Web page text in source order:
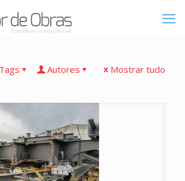
Tags Autores Mostrar tudo